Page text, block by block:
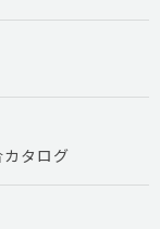
タログ